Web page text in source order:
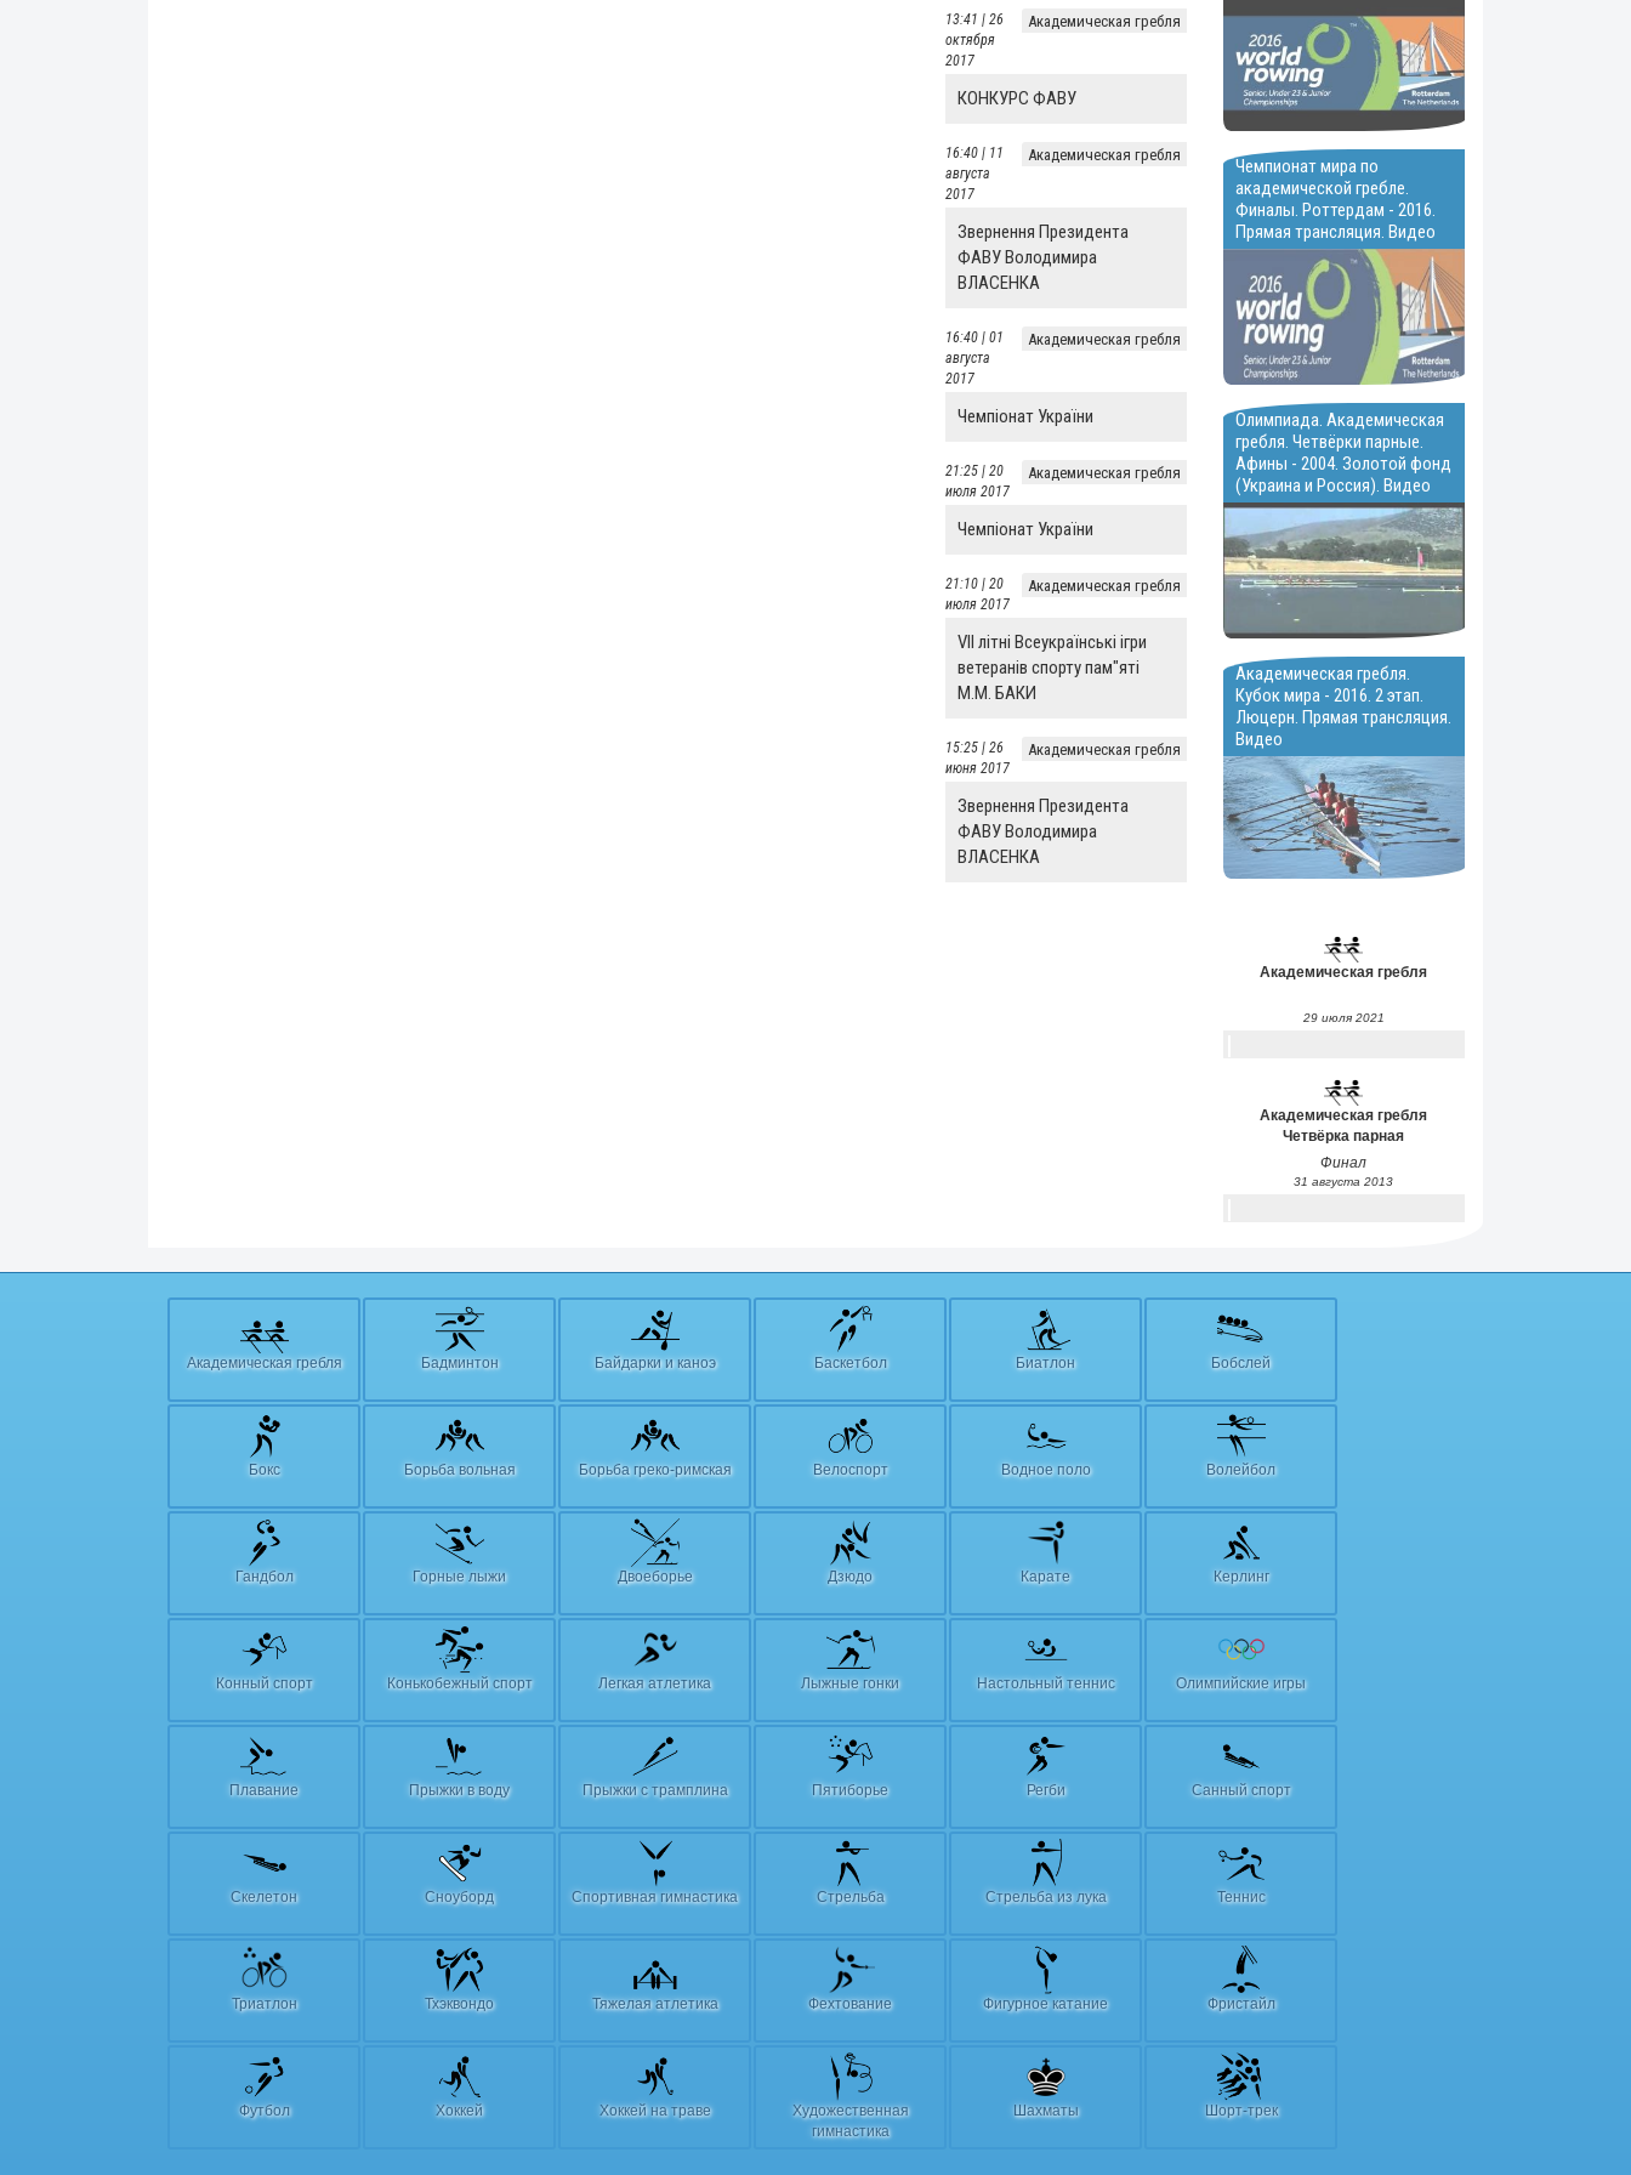
Академическая гребля
13:41 | 26
октября
2017
КОНКУРС ФАВУ
Академическая гребля
16:40 | 11
августа
2017
Звернення Президента
ФАВУ Володимира
ВЛАСЕНКА
Академическая гребля
16:40 | 01
августа
2017
Чемпіонат України
Академическая гребля
21:25 | 20
июля 2017
Чемпіонат України
Академическая гребля
21:10 | 20
июля 2017
VII літні Всеукраїнські ігри
ветеранів спорту пам"яті
М.М. БАКИ
Академическая гребля
15:25 | 26
июня 2017
Звернення Президента
ФАВУ Володимира
ВЛАСЕНКА
Чемпионат мира по
академической гребле.
Финалы. Роттердам - 2016.
Прямая трансляция. Видео
Олимпиада. Академическая
гребля. Четвёрки парные.
Афины - 2004. Золотой фонд
(Украина и Россия). Видео
Академическая гребля.
Кубок мира - 2016. 2 этап.
Люцерн. Прямая трансляция.
Видео
Академическая гребля
29 июля 2021
Академическая гребля
Четвёрка парная
Финал
31 августа 2013
Академическая гребля Бадминтон Байдарки и каноэ Баскетбол Биатлон Бобслей
Бокс Борьба вольная Борьба греко-римская Велоспорт Водное поло Волейбол
Гандбол Горные лыжи Двоеборье Дзюдо Карате Керлинг
Конный спорт Конькобежный спорт Легкая атлетика Лыжные гонки Настольный теннис Олимпийские игры
Плавание Прыжки в воду Прыжки с трамплина Пятиборье Регби Санный спорт
Скелетон Сноуборд Спортивная гимнастика Стрельба Стрельба из лука Теннис
Триатлон Тхэквондо Тяжелая атлетика Фехтование Фигурное катание Фристайл
Футбол Хоккей Хоккей на траве
Художественная
гимнастика
Шахматы Шорт-трек